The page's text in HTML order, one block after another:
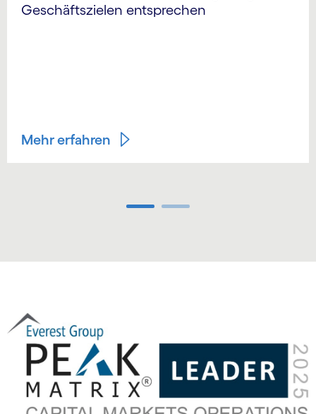
Geschäftszielen entsprechen
Mehr erfahren
Carousel starts